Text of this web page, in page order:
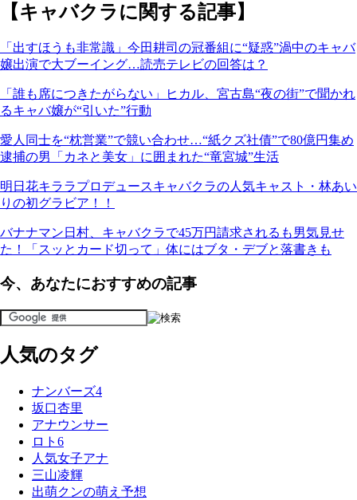
【キャバクラに関する記事】
「出すほうも非常識」今田耕司の冠番組に“疑惑”渦中のキャバ
嬢出演で大ブーイング…読売テレビの回答は？
「誰も席につきたがらない」ヒカル、宮古島“夜の街”で聞かれ
るキャバ嬢が“引いた”行動
愛人同士を“枕営業”で競い合わせ…“紙クズ社債”で80億円集め
逮捕の男「カネと美女」に囲まれた“竜宮城”生活
明日花キララプロデュースキャバクラの人気キャスト・林あい
りの初グラビア！！
バナナマン日村、キャバクラで45万円請求されるも男気見せ
た！「スッとカード切って」体にはブタ・デブと落書きも
今、あなたにおすすめの記事
人気のタグ
ナンバーズ4
坂口杏里
アナウンサー
ロト6
人気女子アナ
三山凌輝
出萌クンの萌え予想